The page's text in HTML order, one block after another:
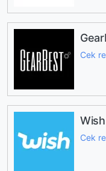
Cek
Wish
Cek